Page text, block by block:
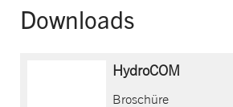
Downloads
HydroCOM
Broschüre